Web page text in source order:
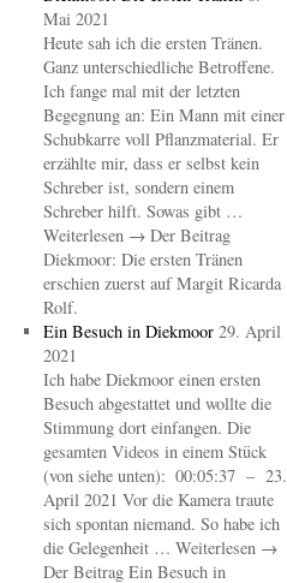
Mai 2021
Heute sah ich die ersten Tränen.
Ganz unterschiedliche Betroffene.
Ich fange mal mit der letzten
Begegnung an: Ein Mann mit einer
Schubkarre voll Pflanzmaterial. Er
erzählte mir, dass er selbst kein
Schreber ist, sondern einem
Schreber hilft. Sowas gibt …
Weiterlesen → Der Beitrag
Diekmoor: Die ersten Tränen
erschien zuerst auf Margit Ricarda
Rolf.
Ein Besuch in Diekmoor 29. April
2021
Ich habe Diekmoor einen ersten
Besuch abgestattet und wollte die
Stimmung dort einfangen. Die
gesamten Videos in einem Stück
(von siehe unten): 00:05:37 – 23.
April 2021 Vor die Kamera traute
sich spontan niemand. So habe ich
die Gelegenheit … Weiterlesen →
Der Beitrag Ein Besuch in